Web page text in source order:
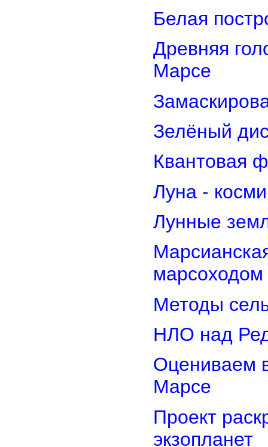
Белая
Древняя
Марсе
Зелёный
Квантовая
Луна -
Лунные
марсоходом
Методы
НЛО над
Оцениваем
Марсе
Проект
экзопланет